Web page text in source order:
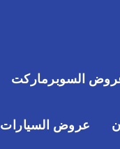
السوبرماركت
عروض السيارات